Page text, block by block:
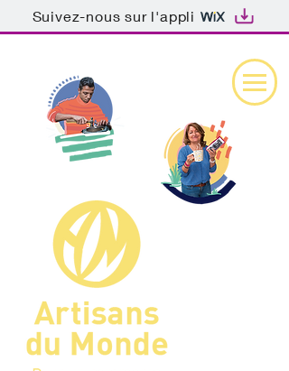
Suivez-nous sur l'appli